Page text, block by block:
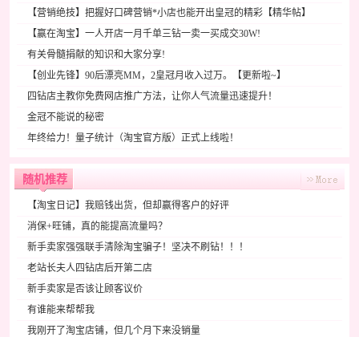
【营销绝技】把握好口碑营销*小店也能开出皇冠的精彩【精华帖】
【赢在淘宝】一人开店一月千单三钻一卖一买成交30W!
有关骨髓捐献的知识和大家分享!
【创业先锋】90后漂亮MM，2皇冠月收入过万。【更新啦~】
四钻店主教你免费网店推广方法，让你人气流量迅速提升！
金冠不能说的秘密
年终给力！量子统计（淘宝官方版）正式上线啦！
随机推荐
【淘宝日记】我赔钱出货，但却赢得客户的好评
消保+旺铺，真的能提高流量吗？
新手卖家强强联手清除淘宝骗子！坚决不刷钻！！！
老站长夫人四钻店后开第二店
新手卖家是否该让顾客议价
有谁能来帮帮我
我刚开了淘宝店铺，但几个月下来没销量